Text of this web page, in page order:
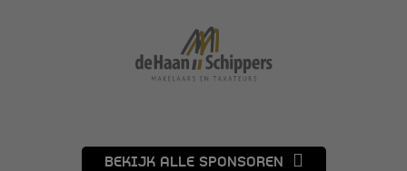
BEKIJK ALLE SPONSOREN